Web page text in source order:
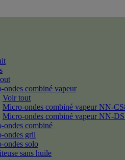
ondes combiné vapeur
Voir tout
Micro-ondes combiné vapeur NN-
Micro-ondes combiné vapeur NN-
ondes combiné
ondes gril
ondes solo
sans huile